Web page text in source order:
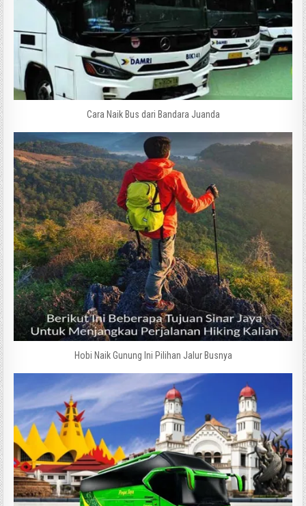
Cara Naik Bus dari Bandara Juanda
Hobi Naik Gunung Ini Pilihan Jalur Busnya